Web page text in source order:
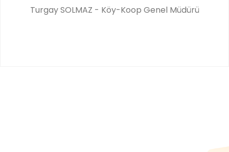
Turgay SOLMAZ - Köy-Koop Genel Müdürü